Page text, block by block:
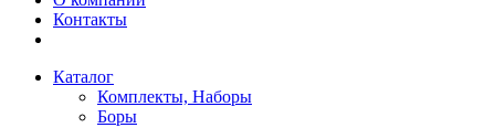
Контакты
Каталог
Комплекты, Наборы
Боры